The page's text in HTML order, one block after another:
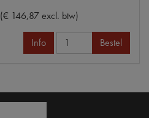
(€ 146,87 excl. btw)
Info Bestel